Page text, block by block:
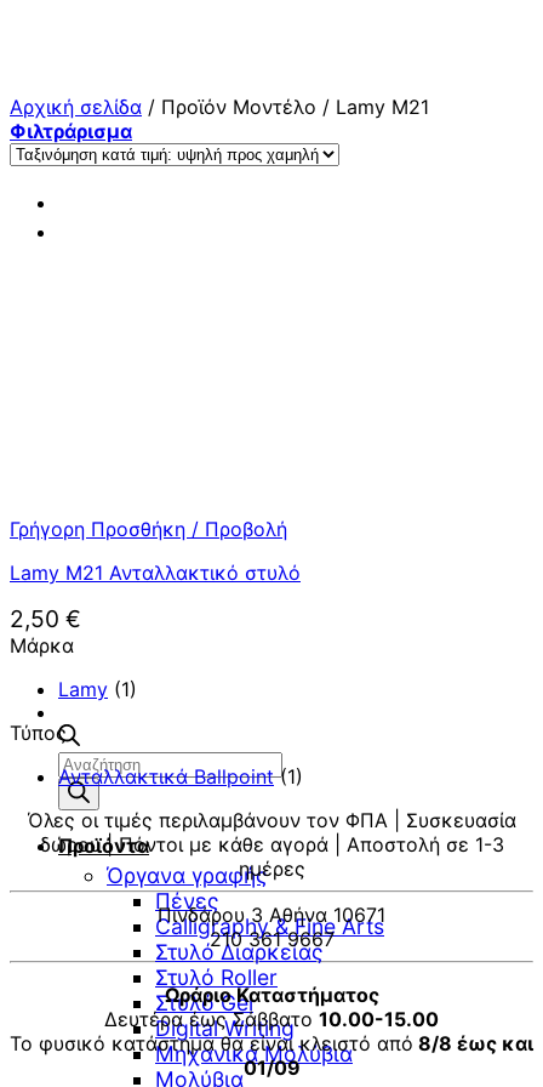
Αναζήτηση
προϊόντων
Προϊόντα
Όργανα γραφής
Πένες
Calligraphy & Fine Arts
Στυλό Διαρκείας
Στυλό Roller
Στυλό Gel
Digital Writing
Μηχανικά Μολύβια
Μολύβια
Αρχική σελίδα / Προϊόν Μοντέλο / Lamy M21
Φιλτράρισμα
Γρήγορη Προσθήκη / Προβολή
Lamy M21 Ανταλλακτικό στυλό
2,50 €
Μάρκα
Lamy (1)
Τύπος
Ανταλλακτικά Ballpoint (1)
Όλες οι τιμές περιλαμβάνουν τον ΦΠΑ | Συσκευασία
δώρου | Πόντοι με κάθε αγορά | Αποστολή σε 1-3
ημέρες
Πινδάρου 3 Αθήνα 10671
210 361 9667
Ωράριο Καταστήματος
Δευτέρα έως Σάββατο 10.00-15.00
Το φυσικό κατάστημα θα είναι κλειστό από 8/8 έως και
01/09